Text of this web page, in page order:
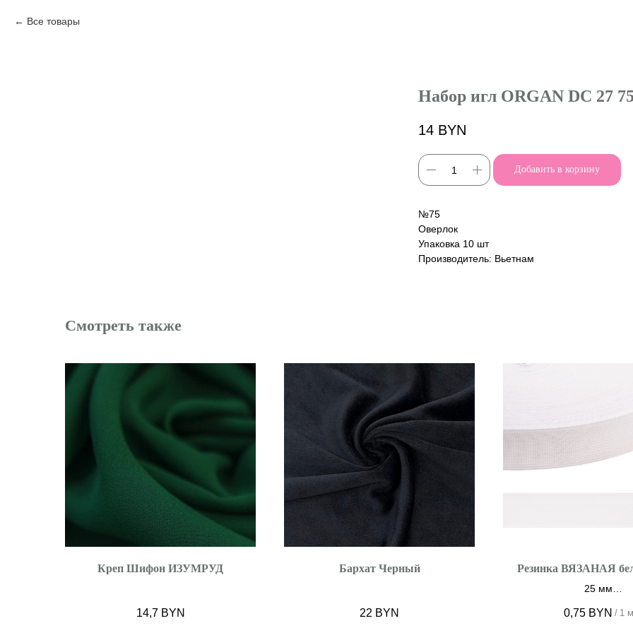
Все товары
Набор игл ORGAN DC 27
14 BYN
Добавить в корзину
№75
Оверлок
Упаковка 10 шт
Производитель: Вьетнам
Смотреть также
Креп Шифон ИЗУМРУД
14,7 BYN
Бархат Черный
22 BYN
Резинка ВЯЗАНАЯ
25 мм
0,75 BYN / 1 м